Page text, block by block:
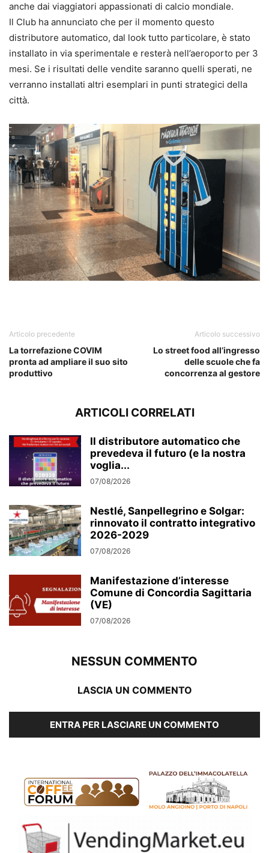
anche dai viaggiatori appassionati di calcio mondiale.
Il Club ha annunciato che per il momento questo
distributore automatico, dal look tutto particolare, è stato
installato in via sperimentale e resterà nell’aeroporto per 3
mesi. Se i risultati delle vendite saranno quelli sperati, ne
verranno installati altri esemplari in punti strategici della
città.
Articolo precedente
La torrefazione COVIM
pronta ad ampliare il suo sito
produttivo
Articolo successivo
Lo street food all’ingresso
delle scuole che fa
concorrenza al gestore
ARTICOLI CORRELATI
Il distributore automatico che
prevedeva il futuro (e la nostra
voglia...
07/08/2026
Nestlé, Sanpellegrino e Solgar:
rinnovato il contratto integrativo
2026-2029
07/08/2026
Manifestazione d’interesse
Comune di Concordia Sagittaria
(VE)
07/08/2026
NESSUN COMMENTO
LASCIA UN COMMENTO
ENTRA PER LASCIARE UN COMMENTO